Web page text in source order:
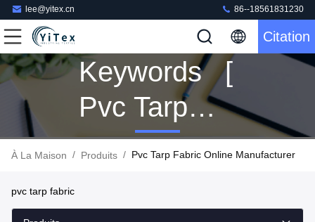
lee@yitex.cn 86--18561831230
Citation
Keywords [
Pvc Tarp
Fabric ]
Produits
À La Maison / Produits / Pvc Tarp Fabric Online Manufacturer
pvc tarp fabric